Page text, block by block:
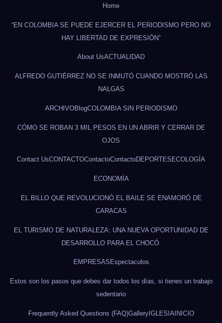
Home
“EN COLOMBIA SE PUEDE EJERCER EL PERIODISMO PERO NO
HAY LIBERTAD DE EXPRESIÓN”
About UsACTUALIDAD
ALFREDO GUTIÉRREZ NO SE INMUTÓ CUANDO MOSTRÓ LAS
NALGAS
ARCHIVOBlogCOLOMBIA SIN PERIODISMO
CÓMO SE ROBAN 3 MIL PESOS EN UN ABRIR Y CERRAR DE
OJOS
Contact UsCONTACTOContactoContactoDEPORTES ECOLOGÍA
ECONOMÍA
EL BILLO QUE REVOLUCIONÓ EL BAILE SE ENAMORÓ DE
CARACAS
EL TURISMO DE NATURALEZA: UNA NUEVA OPORTUNIDAD DE
DESARROLLO PARA EL CHOCÓ.
EMPRESAS Espectaculos
Estos son los pasos que debes dar todos los días, si tienes un trabajo
sedentario
Frequently Asked Questions (FAQ)GalleryIGLESIA INICIO